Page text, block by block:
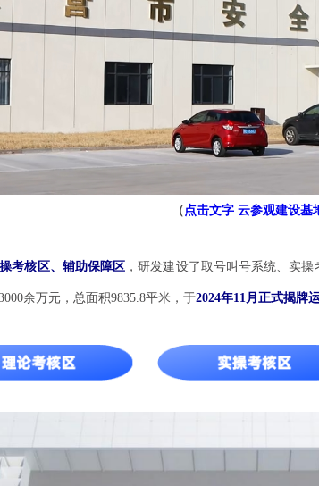
（点击文字 云参观建设基
考核区、辅助保障区 ，研发建设了取号叫号系统、实
余万元，总面积9835.8平米，于2024年11月正式揭牌